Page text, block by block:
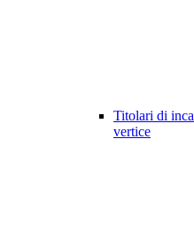
Titolari di
vertice